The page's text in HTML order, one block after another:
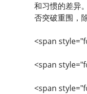
和习惯的差异
否突破重围，
<span
<span
<span